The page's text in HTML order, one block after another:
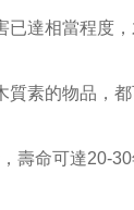
已達相當程度
質素的物品，
壽命可達20-